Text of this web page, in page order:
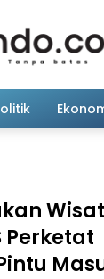
Perketat